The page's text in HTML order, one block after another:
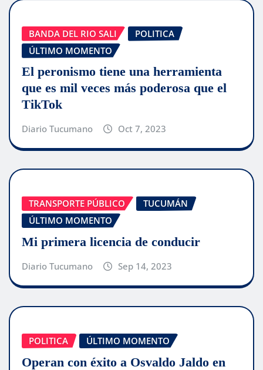
BANDA DEL RIO SALI
POLITICA
ÚLTIMO MOMENTO
El peronismo tiene una herramienta
que es mil veces más poderosa que el
TikTok
Diario Tucumano Oct 7, 2023
TRANSPORTE PÚBLICO
TUCUMÁN
ÚLTIMO MOMENTO
Mi primera licencia de conducir
Diario Tucumano Sep 14, 2023
POLITICA ÚLTIMO MOMENTO
Operan con éxito a Osvaldo Jaldo en